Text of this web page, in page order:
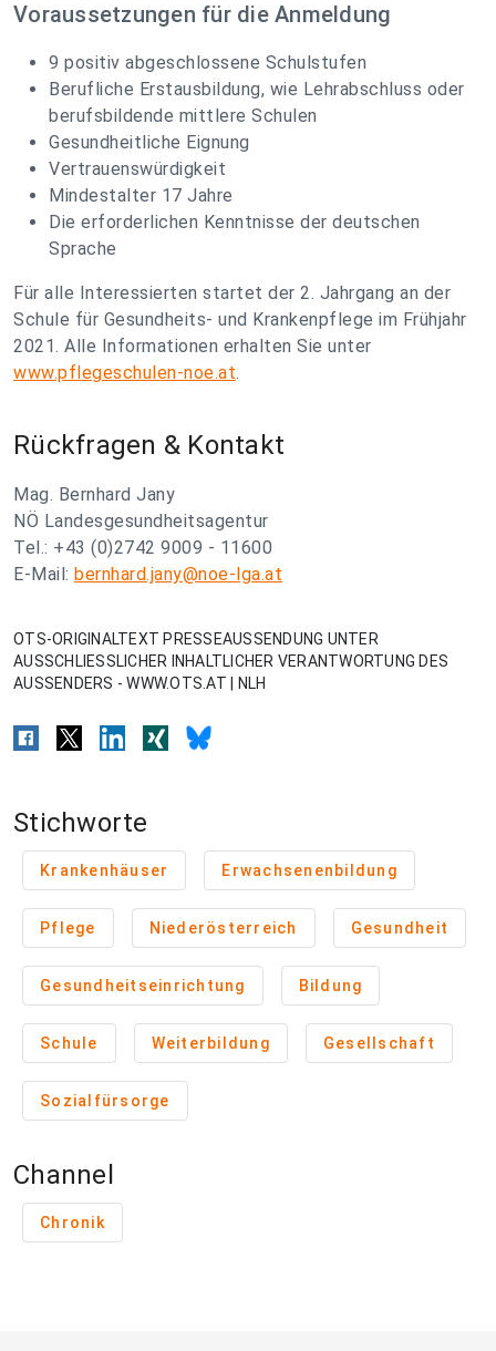
Voraussetzungen für die Anmeldung
9 positiv abgeschlossene Schulstufen
Berufliche Erstausbildung, wie Lehrabschluss oder
berufsbildende mittlere Schulen
Gesundheitliche Eignung
Vertrauenswürdigkeit
Mindestalter 17 Jahre
Die erforderlichen Kenntnisse der deutschen
Sprache
Für alle Interessierten startet der 2. Jahrgang an der
Schule für Gesundheits- und Krankenpflege im Frühjahr
2021. Alle Informationen erhalten Sie unter
www.pflegeschulen-noe.at.
Rückfragen & Kontakt
Mag. Bernhard Jany
NÖ Landesgesundheitsagentur
Tel.: +43 (0)2742 9009 - 11600
E-Mail: bernhard.jany@noe-lga.at
OTS-ORIGINALTEXT PRESSEAUSSENDUNG UNTER
AUSSCHLIESSLICHER INHALTLICHER VERANTWORTUNG DES
AUSSENDERS - WWW.OTS.AT | NLH
Stichworte
Krankenhäuser Erwachsenenbildung
Pflege Niederösterreich Gesundheit
Gesundheitseinrichtung Bildung
Schule Weiterbildung Gesellschaft
Sozialfürsorge
Channel
Chronik